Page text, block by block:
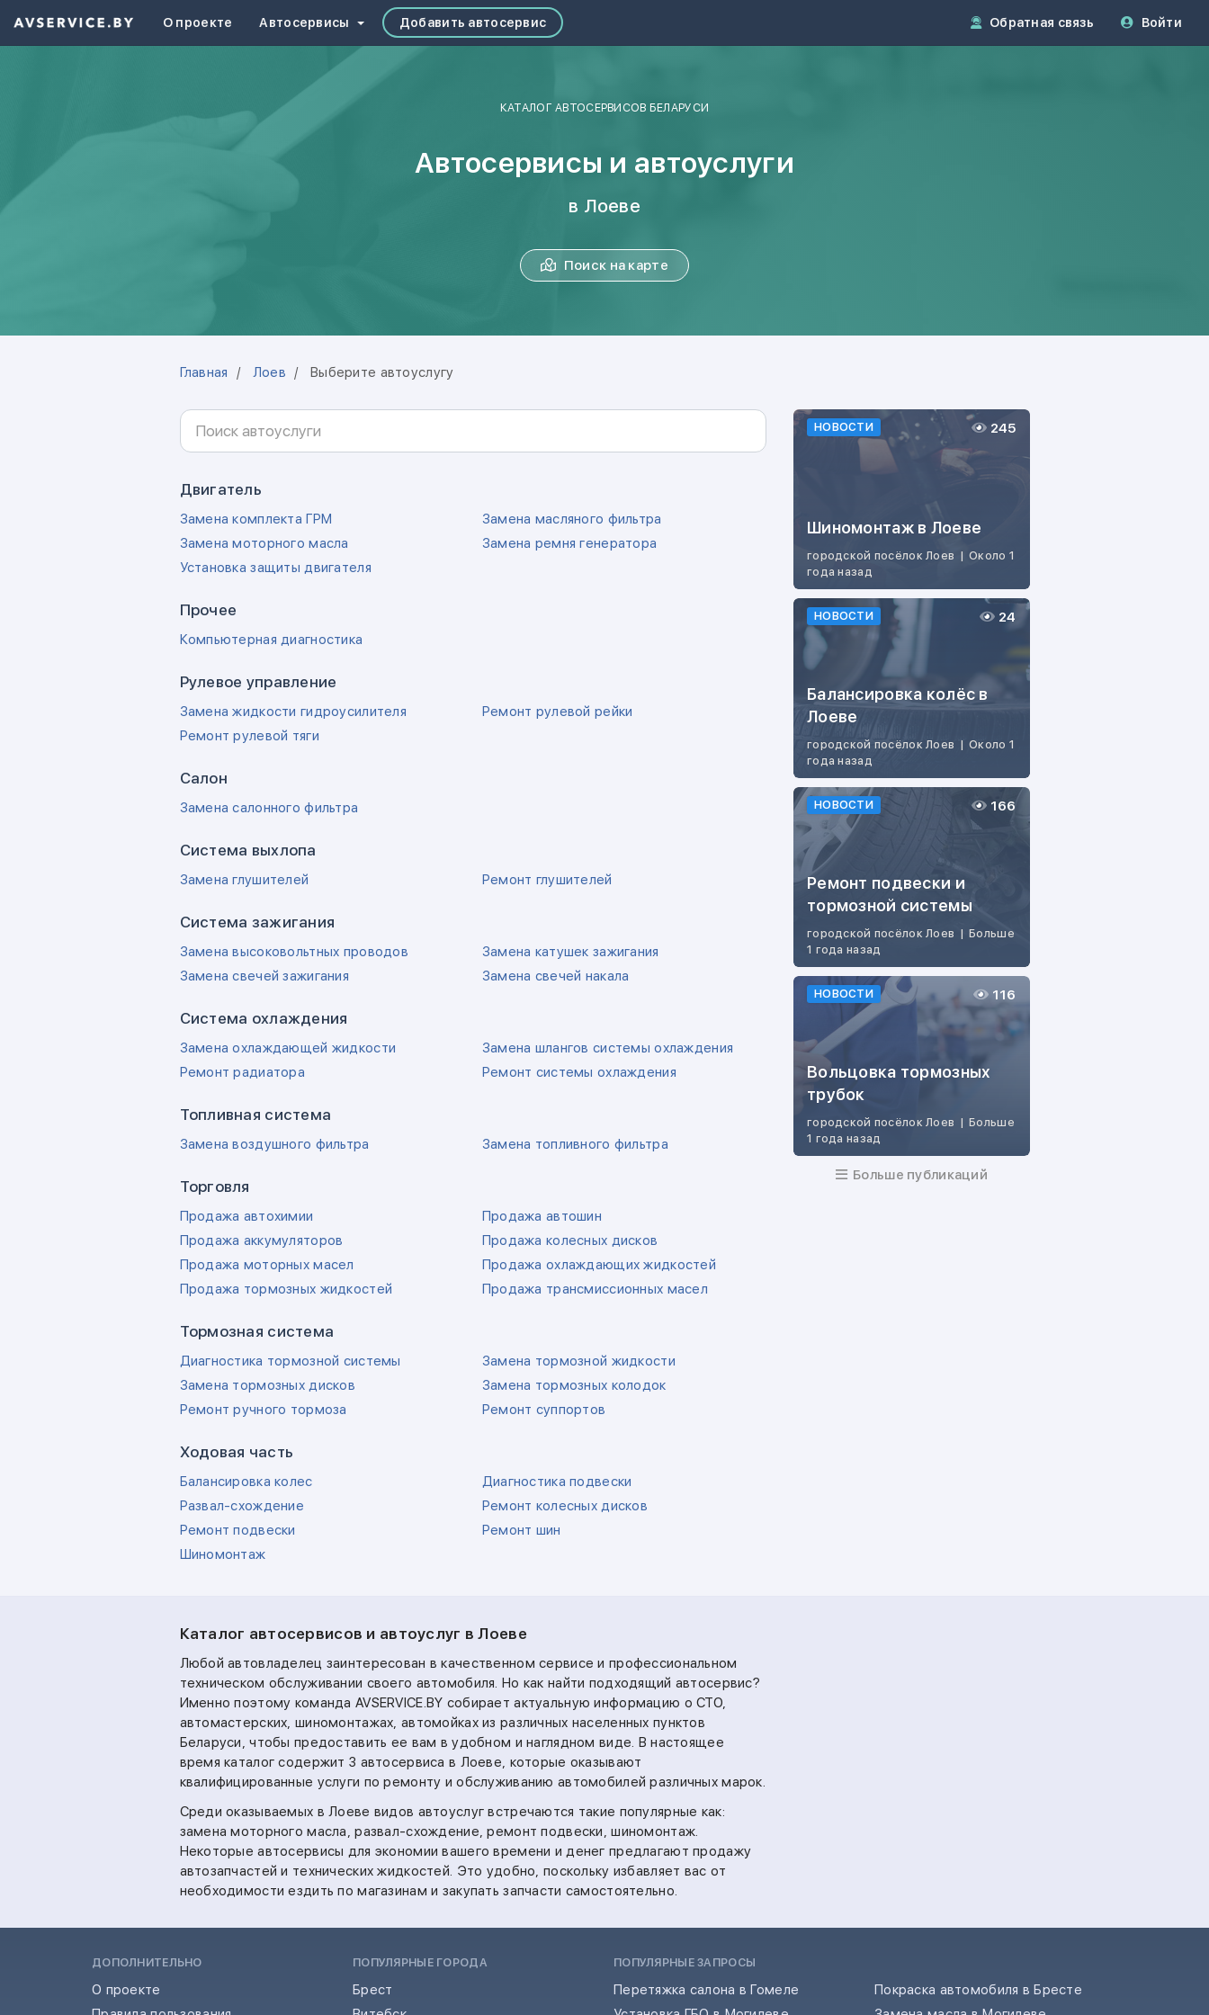
О проекте Автосервисы Добавить автосервис Обратная связь Войти
КАТАЛОГ АВТОСЕРВИСОВ БЕЛАРУСИ
Автосервисы и автоуслуги
в Лоеве
Поиск на карте
Главная Лоев Выберите автоуслугу
Двигатель
Замена комплекта ГРМ
Замена масляного фильтра
Замена моторного масла
Замена ремня генератора
Установка защиты двигателя
Прочее
Компьютерная диагностика
Рулевое управление
Замена жидкости гидроусилителя
Ремонт рулевой рейки
Ремонт рулевой тяги
Салон
Замена салонного фильтра
Система выхлопа
Замена глушителей Ремонт глушителей
Система зажигания
Замена высоковольтных проводов
Замена катушек зажигания
Замена свечей зажигания
Замена свечей накала
Система охлаждения
Замена охлаждающей жидкости
Замена шлангов системы охлаждения
Ремонт радиатора
Ремонт системы охлаждения
Топливная система
Замена воздушного фильтра Замена топливного фильтра
Торговля
Продажа автохимии
Продажа автошин
Продажа аккумуляторов
Продажа колесных дисков
Продажа моторных масел
Продажа охлаждающих жидкостей
Продажа тормозных жидкостей
Продажа трансмиссионных масел
Тормозная система
Диагностика тормозной системы
Замена тормозной жидкости
Замена тормозных дисков
Замена тормозных колодок
Ремонт ручного тормоза
Ремонт суппортов
Ходовая часть
Балансировка колес
Диагностика подвески
Развал-схождение
Ремонт колесных дисков
Ремонт подвески
Ремонт шин
Шиномонтаж
НОВОСТИ
Шиномонтаж в Лоеве
городской посёлок Лоев | Около 1
года назад
245
НОВОСТИ
Балансировка колёс в
Лоеве
городской посёлок Лоев | Около 1
года назад
24
НОВОСТИ
Ремонт подвески и
тормозной системы
городской посёлок Лоев | Больше
1 года назад
166
НОВОСТИ
Вольцовка тормозных
трубок
городской посёлок Лоев | Больше
1 года назад
116
Больше публикаций
Каталог автосервисов и автоуслуг в Лоеве
Любой автовладелец заинтересован в качественном сервисе и профессиональном
техническом обслуживании своего автомобиля. Но как найти подходящий автосервис?
Именно поэтому команда AVSERVICE.BY собирает актуальную информацию о СТО,
автомастерских, шиномонтажах, автомойках из различных населенных пунктов
Беларуси, чтобы предоставить ее вам в удобном и наглядном виде. В настоящее
время каталог содержит 3 автосервиса в Лоеве, которые оказывают
квалифицированные услуги по ремонту и обслуживанию автомобилей различных марок.
Среди оказываемых в Лоеве видов автоуслуг встречаются такие популярные как:
замена моторного масла,развал-схождение,ремонт подвески,шиномонтаж.
Некоторые автосервисы для экономии вашего времени и денег предлагают продажу
автозапчастей и технических жидкостей. Это удобно, поскольку избавляет вас от
необходимости ездить по магазинам и закупать запчасти самостоятельно.
ДОПОЛНИТЕЛЬНО
О проекте
ПОПУЛЯРНЫЕ ГОРОДА
Брест
ПОПУЛЯРНЫЕ ЗАПРОСЫ
Перетяжка салона в Гомеле
Покраска автомобиля в Бресте